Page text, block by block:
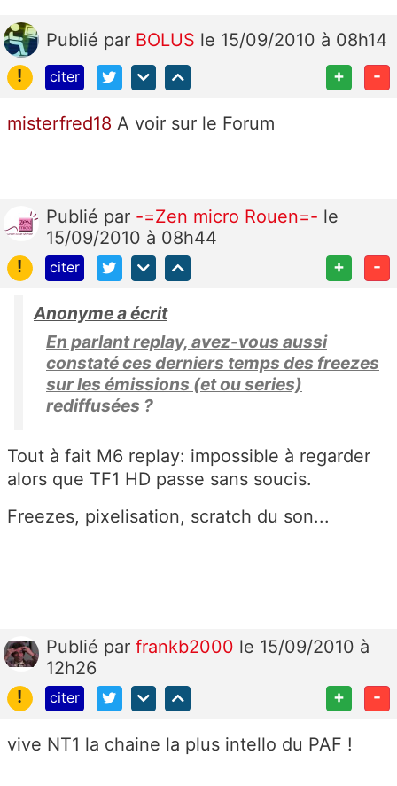
Publié par BOLUS le 15/09/2010 à 08h14
!
citer + -
misterfred18 A voir sur le Forum
Publié par -=Zen micro Rouen=- le
15/09/2010 à 08h44
!
citer + -
Anonyme a écrit
En parlant replay, avez-vous aussi
constaté ces derniers temps des freezes
sur les émissions (et ou series)
rediffusées ?
Tout à fait M6 replay: impossible à regarder
alors que TF1 HD passe sans soucis.
Freezes, pixelisation, scratch du son...
Publié par frankb2000 le 15/09/2010 à
12h26
!
citer + -
vive NT1 la chaine la plus intello du PAF !